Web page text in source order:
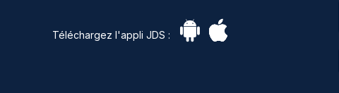
Téléchargez l'appli JDS :